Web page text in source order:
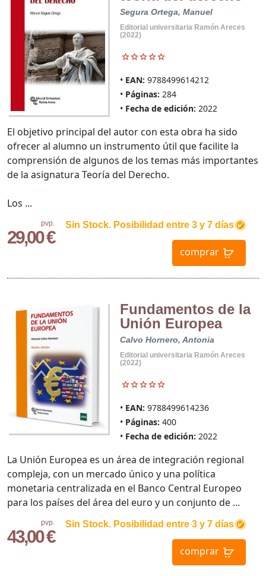
Segura Ortega, Manuel
Editorial universitaria Ramón Areces
(2022)
EAN: 9788499614212
Páginas: 284
Fecha de edición: 2022
pvp.
29,00 €
Sin Stock. Posibilidad entre 3 y 7 días
comprar
El objetivo principal del autor con esta obra ha sido
ofrecer al alumno un instrumento útil que facilite la
comprensión de algunos de los temas más importantes
de la asignatura Teoría del Derecho.
Los ...
Fundamentos de la
Unión Europea
Calvo Hornero, Antonia
Editorial universitaria Ramón Areces
(2022)
EAN: 9788499614236
Páginas: 400
Fecha de edición: 2022
pvp.
43,00 €
Sin Stock. Posibilidad entre 3 y 7 días
comprar
La Unión Europea es un área de integración regional
compleja, con un mercado único y una política
monetaria centralizada en el Banco Central Europeo
para los países del área del euro y un conjunto de ...